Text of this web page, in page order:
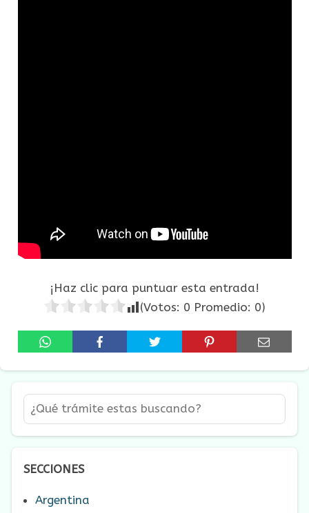
¡Haz clic para puntuar esta entrada!
(Votos: 0 Promedio: 0)
SECCIONES
Argentina